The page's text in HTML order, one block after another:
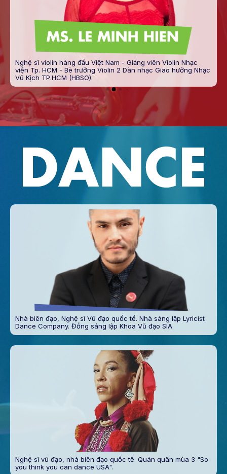
Nghệ sĩ violin hàng đầu Việt Nam - Giảng viên Violin Nhạc
viện Tp. HCM - Bè trưởng Violin 2 Dàn nhạc Giao hưởng Nhạc
Vũ Kịch TP.HCM (HBSO).
Nhà biên đạo, Nghệ sĩ Vũ đạo quốc tế. Nhà sáng lập Lyricist
Dance Company. Đồng sáng lập Khoa Vũ đạo SIA.
Nghệ sĩ vũ đạo, nhà biên đạo quốc tế. Quán quân mùa 3 "So
you think you can dance USA".